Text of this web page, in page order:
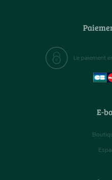
Le paiement
E-